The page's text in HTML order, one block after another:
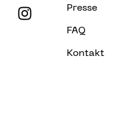
Presse
FAQ
Kontakt